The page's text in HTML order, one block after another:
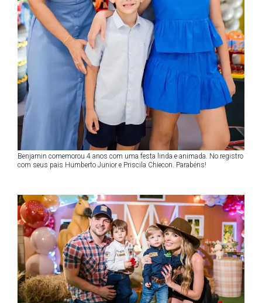
Benjamin comemorou 4 anos com uma festa linda e animada. No registro
com seus pais Humberto Junior e Priscila Chiecon. Parabéns!